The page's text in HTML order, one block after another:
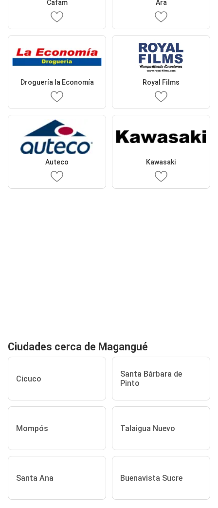
Cafam Ara
Droguería la Economía Royal Films
Auteco Kawasaki
Ciudades cerca de Magangué
Cicuco
Santa Bárbara de
Pinto
Mompós Talaigua Nuevo
Santa Ana Buenavista Sucre